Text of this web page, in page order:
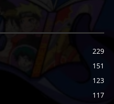
229
151
123
117